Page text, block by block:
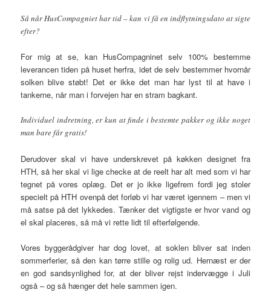
Så når HusCompagniet har tid – kan vi få en indflytningsdato at sigte
efter?
For mig at se, kan HusCompagninet selv 100% bestemme
leverancen tiden på huset herfra, idet de selv bestemmer hvornår
solken blive støbt! Det er ikke det man har lyst til at have i
tankerne, når man i forvejen har en stram bagkant.
Individuel indretning, er kun at finde i bestemte pakker og ikke noget
man bare får gratis!
Derudover skal vi have underskrevet på køkken designet fra
HTH, så her skal vi lige checke at de reelt har alt med som vi har
tegnet på vores oplæg. Det er jo ikke ligefrem fordi jeg stoler
specielt på HTH ovenpå det forløb vi har været igennem – men vi
må satse på det lykkedes. Tænker det vigtigste er hvor vand og
el skal placeres, så må vi rette lidt til efterfølgende.
Vores byggerådgiver har dog lovet, at soklen bliver sat inden
sommerferier, så den kan tørre stille og rolig ud. Hernæst er der
en god sandsynlighed for, at der bliver rejst indervægge i Juli
også – og så hænger det hele sammen igen.